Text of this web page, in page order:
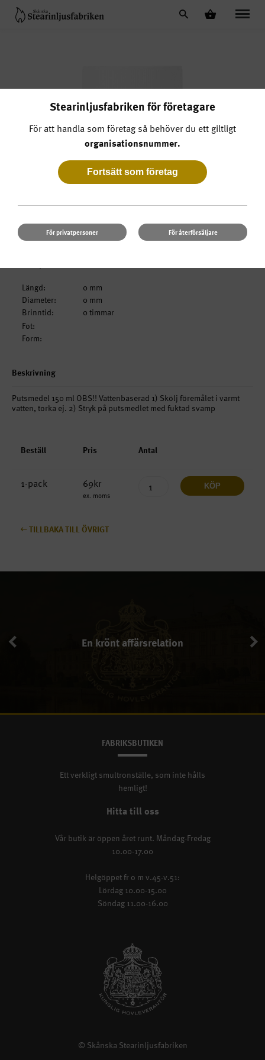
Bistro Silverputs
Längd:
0 mm
Diameter:
0 mm
Brinntid:
0 timmar
Fot:
Form:
Beskrivning
Putsmedel 150 ml OBS!! Vattenbaserad 1) Skölj föremålet i varmt
vatten, torka ej. 2) Stryk på putsmedlet med fuktad svamp
Beställ Pris Antal
1-pack 69kr
ex. moms
KÖP
TILLBAKA TILL ÖVRIGT
En krönt affärsrelation
FABRIKSBUTIKEN
Ett verkligt smultronställe, som inte hålls
hemligt!
Hitta till oss
Vår butik är öppen året runt. Måndag-Fredag
10.00-17.00
Helgöppet fr o m v.45-v.51:
Lördag 10.00-15.00
Söndag 11.00-16.00
© Skånska Stearinljusfabriken
Stearinljusfabriken för företagare
För att handla som företag så behöver du ett giltligt
organisationsnummer.
För privatpersoner För återförsäljare